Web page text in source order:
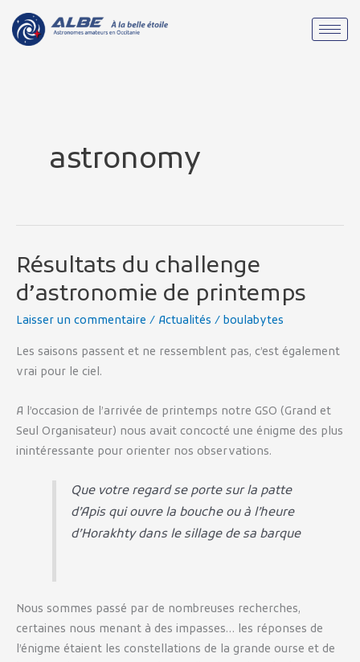
contenu
astronomy
Résultats du challenge
d’astronomie de printemps
Laisser un commentaire / Actualités / boulabytes
Les saisons passent et ne ressemblent pas, c’est également
vrai pour le ciel.
A l’occasion de l’arrivée de printemps notre GSO (Grand et
Seul Organisateur) nous avait concocté une énigme des plus
inintéressante pour orienter nos observations.
Que votre regard se porte sur la patte
d’Apis qui ouvre la bouche ou à l’heure
d’Horakhty dans le sillage de sa barque
Nous sommes passé par de nombreuses recherches,
certaines nous menant à des impasses… les réponses de
l’énigme étaient les constellations de la grande ourse et de
Résultats
du
challenge
d’astronomie